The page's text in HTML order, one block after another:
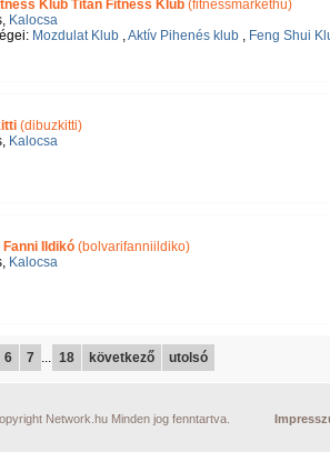
Klub Titán Fitness Klub (fitnessmarkethu)
Kalocsa
Mozdulat Klub ,Aktív Pihenés klub , Feng Shui
(dibuzkitti)
Kalocsa
Ildikó (bolvarifanniildiko)
Kalocsa
6 7 ... 18 következő utolsó
Network.hu Minden jog fenntartva.